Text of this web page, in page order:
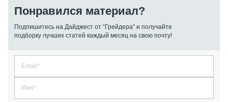
Понравился материал?
Подпишитесь на Дайджест от “Грейдера” и получайте
подборку лучших статей каждый месяц на свою почту!